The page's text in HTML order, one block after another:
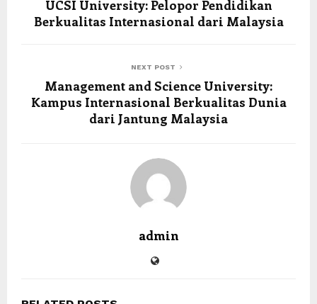
UCSI University: Pelopor Pendidikan
Berkualitas Internasional dari Malaysia
NEXT POST
Management and Science University:
Kampus Internasional Berkualitas Dunia
dari Jantung Malaysia
admin